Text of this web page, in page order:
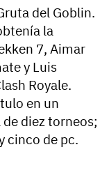
del Goblin.
la
7, Aimar
y Luis
Royale.
en un
diez torneos;
cinco de pc.